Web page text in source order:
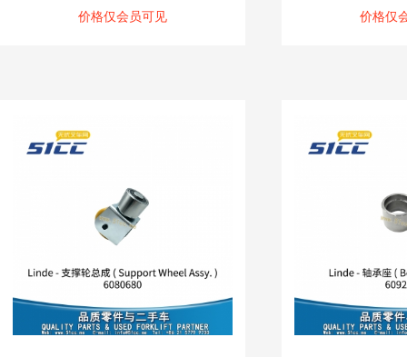
价格仅会员可见 价格仅